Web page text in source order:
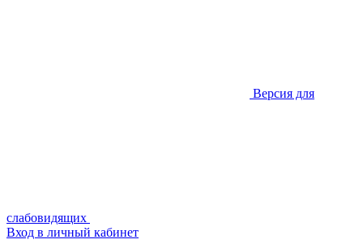
Версия для
слабовидящих
Вход в личный кабинет